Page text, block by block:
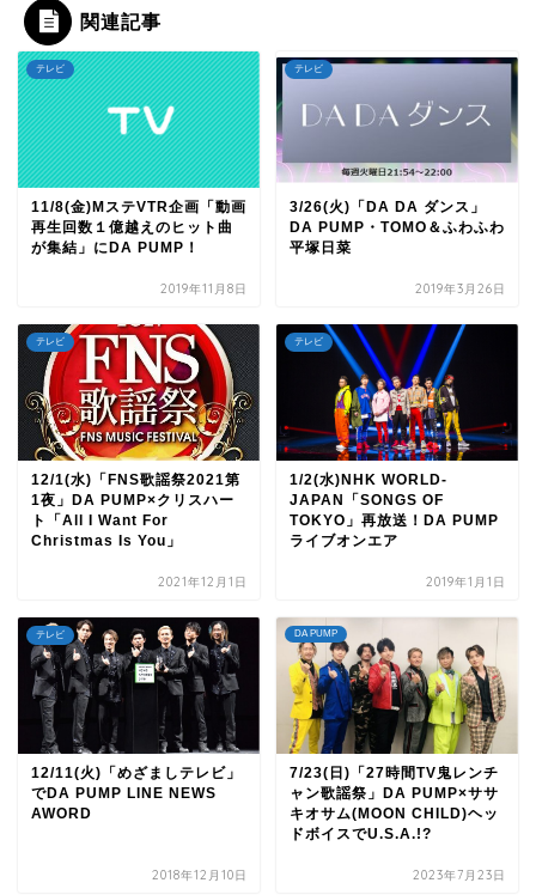
関連記事
テレビ
11/8(金)MステVTR企画「動画
再生回数１億越えのヒット曲
が集結」にDA PUMP！
2019年11月8日
テレビ
3/26(火)「DA DA ダンス」
DA PUMP・TOMO＆ふわふわ
平塚日菜
2019年3月26日
テレビ
12/1(水)「FNS歌謡祭2021第
1夜」DA PUMP×クリスハー
ト「All I Want For
Christmas Is You」
2021年12月1日
テレビ
1/2(水)NHK WORLD-
JAPAN「SONGS OF
TOKYO」再放送！DA PUMP
ライブオンエア
2019年1月1日
テレビ
12/11(火)「めざましテレビ」
でDA PUMP LINE NEWS
AWORD
2018年12月10日
DA PUMP
7/23(日)「27時間TV鬼レンチ
ャン歌謡祭」DA PUMP×ササ
キオサム(MOON CHILD)ヘッ
ドボイスでU.S.A.!?
2023年7月23日